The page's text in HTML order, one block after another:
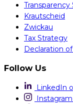
Krautscheid
Zwickau
Tax Strategy
Declaration
Follow Us
LinkedIn
Instagram